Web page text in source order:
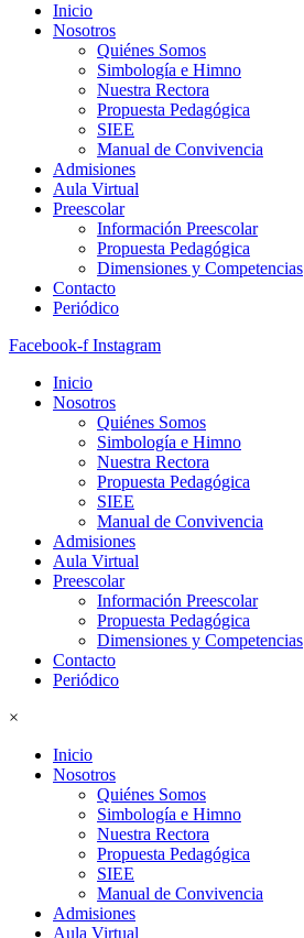
Inicio
Nosotros
Quiénes Somos
Simbología e Himno
Nuestra Rectora
Propuesta Pedagógica
SIEE
Manual de Convivencia
Admisiones
Aula Virtual
Preescolar
Información Preescolar
Propuesta Pedagógica
Dimensiones y Competencias
Contacto
Periódico
Facebook-f Instagram
Inicio
Nosotros
Quiénes Somos
Simbología e Himno
Nuestra Rectora
Propuesta Pedagógica
SIEE
Manual de Convivencia
Admisiones
Aula Virtual
Preescolar
Información Preescolar
Propuesta Pedagógica
Dimensiones y Competencias
Contacto
Periódico
×
Inicio
Nosotros
Quiénes Somos
Simbología e Himno
Nuestra Rectora
Propuesta Pedagógica
SIEE
Manual de Convivencia
Admisiones
Aula Virtual